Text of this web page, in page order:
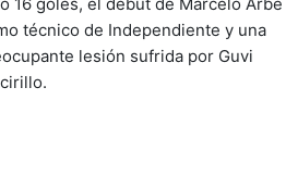
técnico de Independiente y una
lesión sufrida por Guvi